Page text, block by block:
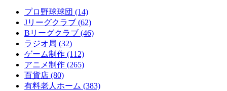
プロ野球球団 (14)
Jリーグクラブ (62)
Bリーグクラブ (46)
ラジオ局 (32)
ゲーム制作 (112)
アニメ制作 (265)
百貨店 (80)
有料老人ホーム (383)